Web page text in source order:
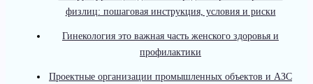
физлиц: пошаговая инструкция, условия и риски
Гинекология это важная часть женского здоровья и
профилактики
Проектные организации промышленных объектов и АЗС